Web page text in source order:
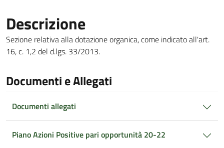
Descrizione
Sezione relativa alla dotazione organica, come indicato all'art.
16, c. 1,2 del d.lgs. 33/2013.
Documenti e Allegati
Documenti allegati
Piano Azioni Positive pari opportunità 20-22